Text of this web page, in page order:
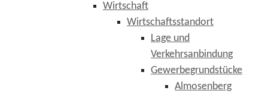
Wirtschaft
Wirtschaftsstandort
Lage und
Verkehrsanbindung
Gewerbegrundstücke
Almosenberg